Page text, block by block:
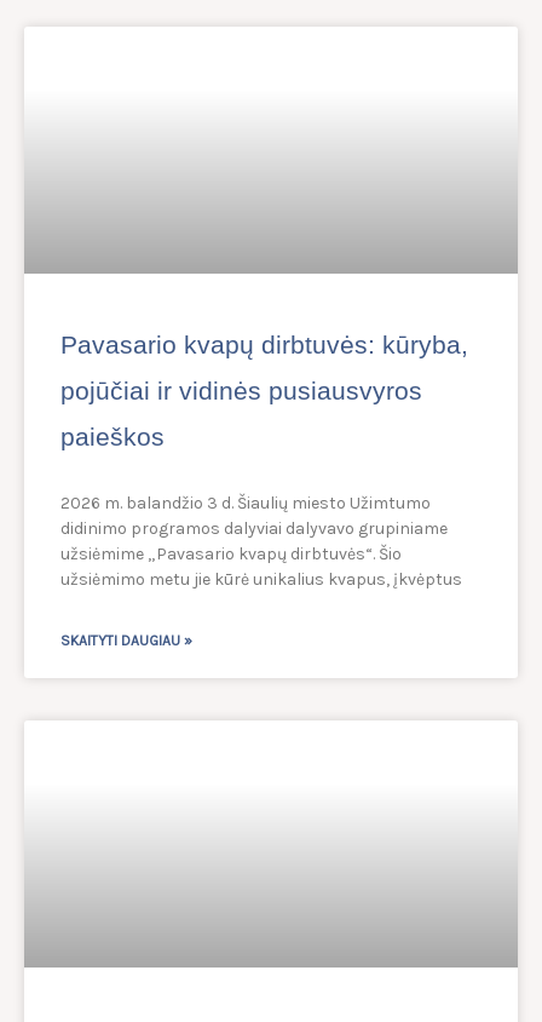
Pavasario kvapų dirbtuvės: kūryba,
pojūčiai ir vidinės pusiausvyros
paieškos
2026 m. balandžio 3 d. Šiaulių miesto Užimtumo
didinimo programos dalyviai dalyvavo grupiniame
užsiėmime „Pavasario kvapų dirbtuvės“. Šio
užsiėmimo metu jie kūrė unikalius kvapus, įkvėptus
SKAITYTI DAUGIAU »